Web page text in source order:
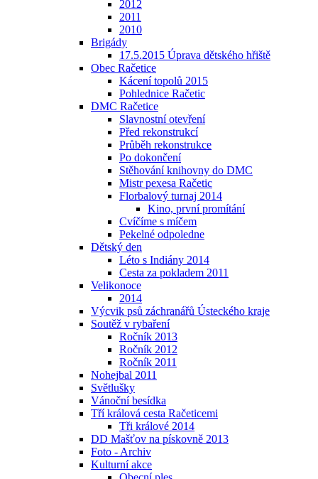
2012
2011
2010
Brigády
17.5.2015 Úprava dětského hřiště
Obec Račetice
Kácení topolů 2015
Pohlednice Račetic
DMC Račetice
Slavnostní otevření
Před rekonstrukcí
Průběh rekonstrukce
Po dokončení
Stěhování knihovny do DMC
Mistr pexesa Račetic
Florbalový turnaj 2014
Kino, první promítání
Cvíčíme s míčem
Pekelné odpoledne
Dětský den
Léto s Indiány 2014
Cesta za pokladem 2011
Velikonoce
2014
Výcvik psů záchranářů Ústeckého kraje
Soutěž v rybaření
Ročník 2013
Ročník 2012
Ročník 2011
Nohejbal 2011
Světlušky
Vánoční besídka
Tří králová cesta Račeticemi
Tři králové 2014
DD Mašťov na pískovně 2013
Foto - Archiv
Kulturní akce